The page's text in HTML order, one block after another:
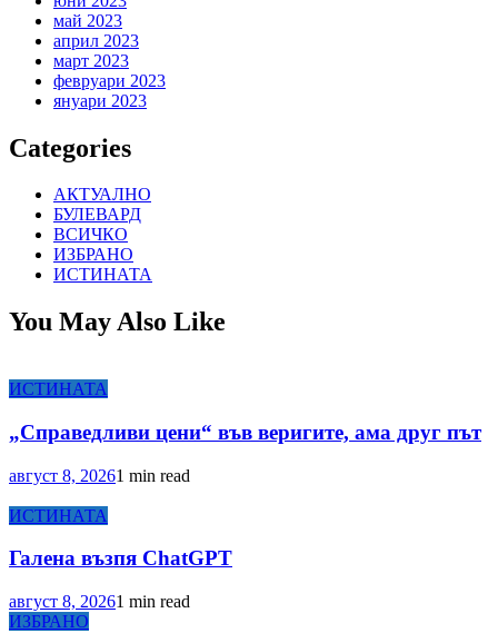
май 2023
април 2023
март 2023
февруари 2023
януари 2023
Categories
АКТУАЛНО
БУЛЕВАРД
ВСИЧКО
ИЗБРАНО
ИСТИНАТА
You May Also Like
ИСТИНАТА
„Справедливи цени“ във веригите, ама друг път
август 8, 20261 min read
ИСТИНАТА
Галена възпя ChatGPT
август 8, 20261 min read
ИЗБРАНО